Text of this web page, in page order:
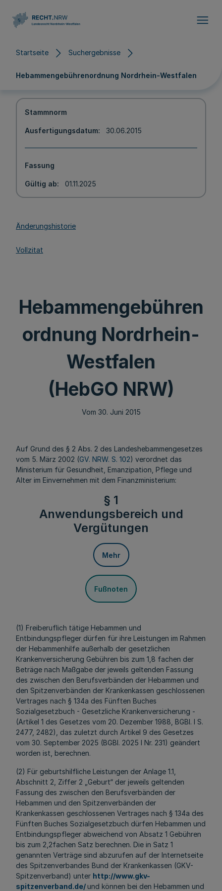
Startseite Suchergebnisse
Hebammengebührenordnung Nordrhein-Westfalen
Stammnorm
Ausfertigungsdatum 30.06.2015
Fassung
Gültig ab 01.11.2025
Änderungshistorie
Vollzitat
Hebammengebühren
ordnung Nordrhein-
Westfalen
(HebGO NRW)
Vom 30. Juni 2015
Auf Grund des § 2 Abs. 2 des Landeshebammengesetzes
vom 5. März 2002 (GV. NRW. S. 102) verordnet das
Ministerium für Gesundheit, Emanzipation, Pflege und
Alter im Einvernehmen mit dem Finanzministerium:
§ 1
Anwendungsbereich und
Vergütungen
Mehr
Fußnoten
(1) Freiberuflich tätige Hebammen und
Entbindungspfleger dürfen für ihre Leistungen im Rahmen
der Hebammenhilfe außerhalb der gesetzlichen
Krankenversicherung Gebühren bis zum 1,8 fachen der
Beträge nach Maßgabe der jeweils geltenden Fassung
des zwischen den Berufsverbänden der Hebammen und
den Spitzenverbänden der Krankenkassen geschlossenen
Vertrages nach § 134a des Fünften Buches
Sozialgesetzbuch - Gesetzliche Krankenversicherung -
(Artikel 1 des Gesetzes vom 20. Dezember 1988, BGBl. I S.
2477, 2482), das zuletzt durch Artikel 9 des Gesetzes
vom 30. September 2025 (BGBl. 2025 I Nr. 231) geändert
worden ist, berechnen.
(2) Für geburtshilfliche Leistungen der Anlage 1.1,
Abschnitt 2, Ziffer 2 „Geburt“ der jeweils geltenden
Fassung des zwischen den Berufsverbänden der
Hebammen und den Spitzenverbänden der
Krankenkassen geschlossenen Vertrages nach § 134a des
Fünften Buches Sozialgesetzbuch dürfen Hebammen und
Entbindungspfleger abweichend von Absatz 1 Gebühren
bis zum 2,2fachen Satz berechnen. Die in Satz 1
genannten Verträge sind abzurufen auf der Internetseite
des Spitzenverbandes Bund der Krankenkassen (GKV-
Spitzenverband) unter http://www.gkv-
spitzenverband.de/und können bei den Hebammen und